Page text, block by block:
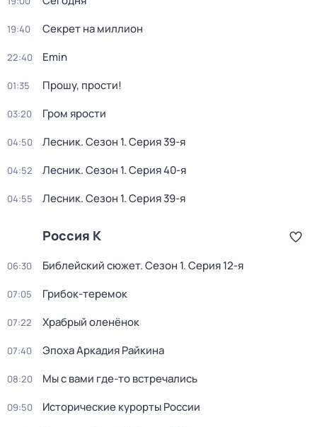
19:40 Секрет на миллион
22:40 Emin
01:35 Прошу, прости!
03:20 Гром ярости
04:50 Лесник. Сезон 1. Серия 39-я
04:52 Лесник. Сезон 1. Серия 40-я
04:55 Лесник. Сезон 1. Серия 39-я
Россия К
06:30 Библейский сюжет. Сезон 1. Серия 12-я
07:05 Грибок-теремок
07:22 Храбрый оленёнок
07:40 Эпоха Аркадия Райкина
08:20 Мы с вами где-то встречались
09:50 Исторические курорты России